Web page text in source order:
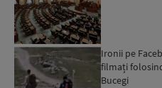
Ironii pe
filmați
Bucegi